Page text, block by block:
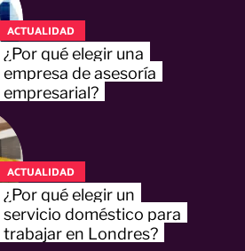
ACTUALIDAD
¿Por qué elegir una
empresa de asesoría
empresarial?
ACTUALIDAD
¿Por qué elegir un
servicio doméstico para
trabajar en Londres?